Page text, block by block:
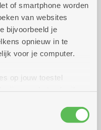
of smartphone worden
van websites
bijvoorbeeld je
opnieuw in te
voor je computer.
op jouw toestel
nodig. Sommige
partijen die een
15.00 uur tot 16.00
uur